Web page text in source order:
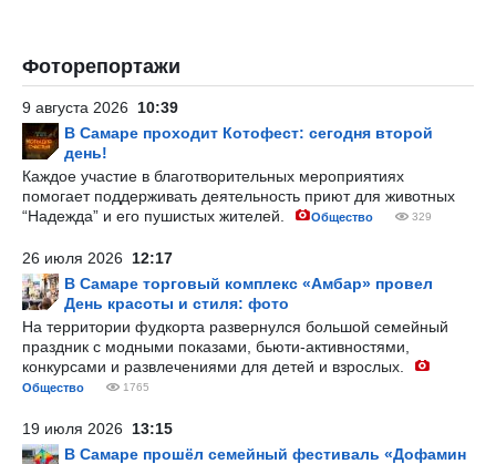
Фоторепортажи
9 августа 2026 10:39
В Самаре проходит Котофест: сегодня второй
день!
Каждое участие в благотворительных мероприятиях
помогает поддерживать деятельность приют для животных
“Надежда” и его пушистых жителей.
Общество 329
26 июля 2026 12:17
В Самаре торговый комплекс «Амбар» провел
День красоты и стиля: фото
На территории фудкорта развернулся большой семейный
праздник с модными показами, бьюти-активностями,
конкурсами и развлечениями для детей и взрослых.
Общество 1765
19 июля 2026 13:15
В Самаре прошёл семейный фестиваль «Дофамин